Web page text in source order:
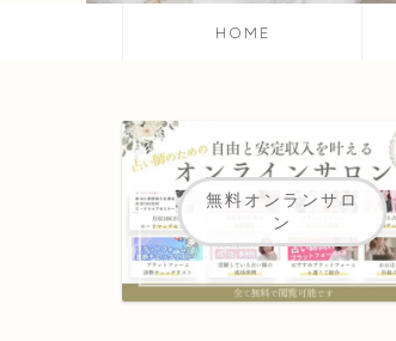
HOME
無料オンランサロ
ン